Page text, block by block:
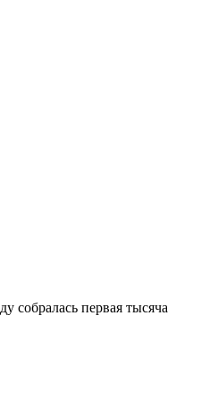
собралась первая тысяча